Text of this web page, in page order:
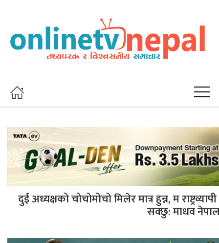
दुई अध्यक्षको चोचोमोचो मिलेर मात्र हुन्न, म
सक्छु: माधव